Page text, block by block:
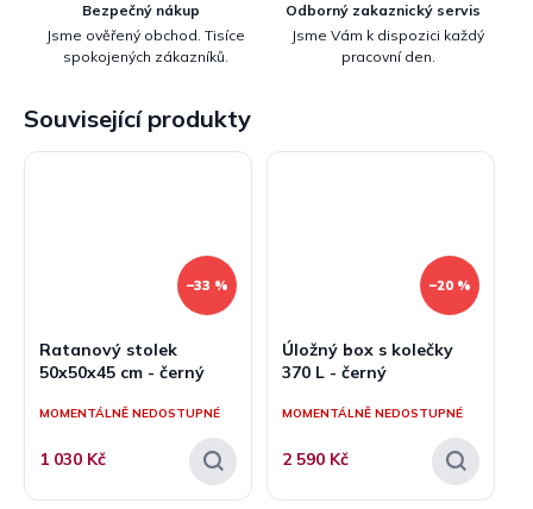
Bezpečný nákup
Jsme ověřený obchod. Tisíce
spokojených zákazníků.
Odborný zakaznický servis
Jsme Vám k dispozici každý
pracovní den.
Související produkty
–33 %
Ratanový stolek
50x50x45 cm - černý
MOMENTÁLNĚ NEDOSTUPNÉ
1 030 Kč
–20 %
Úložný box s kolečky
370 L - černý
MOMENTÁLNĚ NEDOSTUPNÉ
2 590 Kč